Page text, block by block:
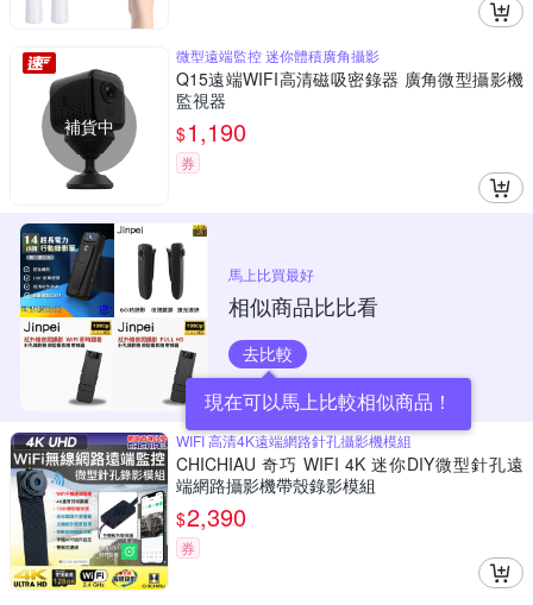
補貨中
微型遠端監控 迷你體積廣角攝影
Q15遠端WIFI高清磁吸密錄器 廣角微型攝影機
監視器
$1,190
券
馬上比買最好
相似商品比比看
去比較
現在可以馬上比較相似商品！
WIFI 高清4K遠端網路針孔攝影機模組
CHICHIAU 奇巧 WIFI 4K 迷你DIY微型針孔遠
端網路攝影機帶殼錄影模組
$2,390
券